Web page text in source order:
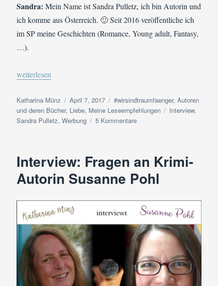
Sandra: Mein Name ist Sandra Pulletz, ich bin Autorin und
ich komme aus Österreich. 🙂 Seit 2016 veröffentliche ich
im SP meine Geschichten (Romance, Young adult, Fantasy,
…).
„Interview: Fragen an die Autorin romantischer Romane Sandra
weiterlesen
Autor
Katharina Münz
Veröffentlicht
am
April 7, 2017 Kategorien
#wirsindtraumfaenger,Autoren
und deren Bücher, Liebe, Meine Leseempfehlungen Schlagwörter
Interview,
Sandra Pulletz,Werbung 5 Kommentarezu
die
romantischer
Sandra
Pulletz
Interview: Fragen an Krimi-
Autorin Susanne Pohl